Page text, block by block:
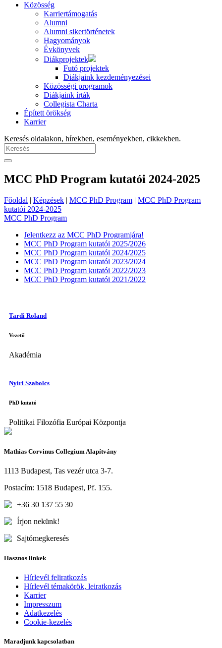
Közösség
Karriertámogatás
Alumni
Alumni sikertörténetek
Hagyományok
Évkönyvek
Diákprojektek
Futó projektek
Diákjaink kezdeményezései
Közösségi programok
Diákjaink írták
Collegista Charta
Épített örökség
Karrier
Keresés oldalakon, hírekben, eseményekben, cikkekben.
MCC PhD Program kutatói 2024-2025
Főoldal | Képzések | MCC PhD Program | MCC PhD Program
kutatói 2024-2025
MCC PhD Program
Jelentkezz az MCC PhD Programjára!
MCC PhD Program kutatói 2025/2026
MCC PhD Program kutatói 2024/2025
MCC PhD Program kutatói 2023/2024
MCC PhD Program kutatói 2022/2023
MCC PhD Program kutatói 2021/2022
Tardi Roland
Vezető
Akadémia
Nyíri Szabolcs
PhD kutató
Politikai Filozófia Európai Központja
Mathias Corvinus Collegium Alapítvány
1113 Budapest, Tas vezér utca 3-7.
Postacím: 1518 Budapest, Pf. 155.
+36 30 137 55 30
Írjon nekünk!
Sajtómegkeresés
Hasznos linkek
Hírlevél feliratkozás
Hírlevél témakörök, leiratkozás
Karrier
Impresszum
Adatkezelés
Cookie-kezelés
Maradjunk kapcsolatban